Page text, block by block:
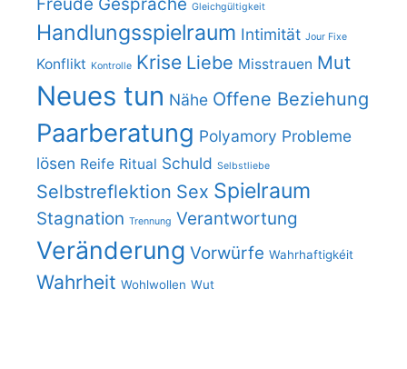
Freude Gespräche Gleichgültigkeit
Handlungsspielraum Intimität Jour Fixe
Konflikt Kontrolle Krise Liebe Misstrauen Mut
Neues tun Nähe Offene Beziehung
Paarberatung Polyamory Probleme
lösen Reife Ritual Schuld Selbstliebe
Selbstreflektion Sex Spielraum
Stagnation Trennung Verantwortung
Veränderung Vorwürfe Wahrhaftigkéit
Wahrheit Wohlwollen Wut